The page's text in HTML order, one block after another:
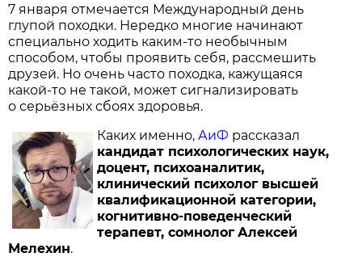
7 января отмечается Международный день
глупой походки. Нередко многие начинают
специально ходить каким-то необычным
способом, чтобы проявить себя, рассмешить
друзей. Но очень часто походка, кажущаяся
какой-то не такой, может сигнализировать
о серьёзных сбоях здоровья.
Каких именно,АиФ рассказал
кандидат психологических наук,
доцент, психоаналитик,
клинический психолог высшей
квалификационной категории,
когнитивно-поведенческий
терапевт, сомнолог Алексей
Мелехин.